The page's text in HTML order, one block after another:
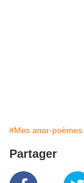
#Mes anar-poèmes
Partager